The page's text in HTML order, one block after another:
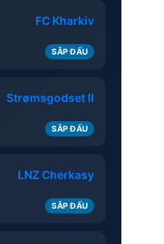
FC Kharkiv
SẮP ĐẤU
Strømsgodset II
SẮP ĐẤU
LNZ Cherkasy
SẮP ĐẤU